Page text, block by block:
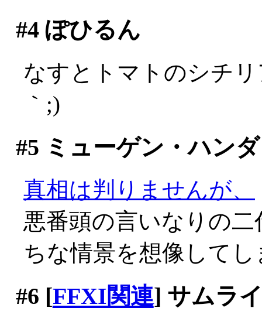
#4ぽひるん
なすとトマトのシチ
｀;)
#5 ミューゲン・ハンダ
真相は判りませんが、
悪番頭の言いなりの
ちな情景を想像して
#6 [FFXI関連] サムラ